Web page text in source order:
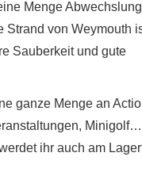
Menge
von Weymouth
Sauberkeit und gute
ganze Menge an
ihr auch am